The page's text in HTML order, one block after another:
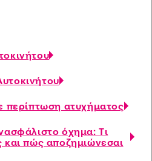
περίπτωση ατυχήματος
όχημα: Τι
και πώς αποζημιώνεσαι